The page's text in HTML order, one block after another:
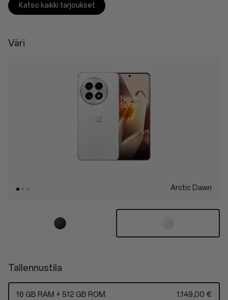
Katso kaikki tarjoukset
Väri
Arctic Dawn
Tallennustila
16 GB RAM + 512 GB ROM 1.149,00 €